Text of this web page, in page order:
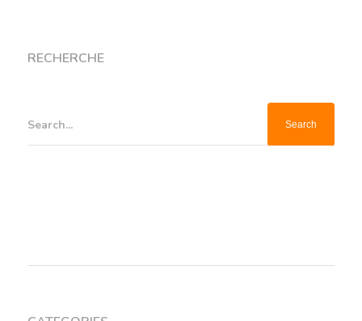
RECHERCHE
Search...